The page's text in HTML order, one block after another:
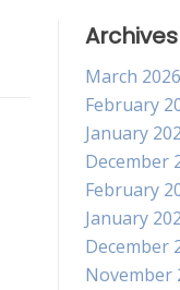
Archives
March 2026
February
January
December
February
January
December
November